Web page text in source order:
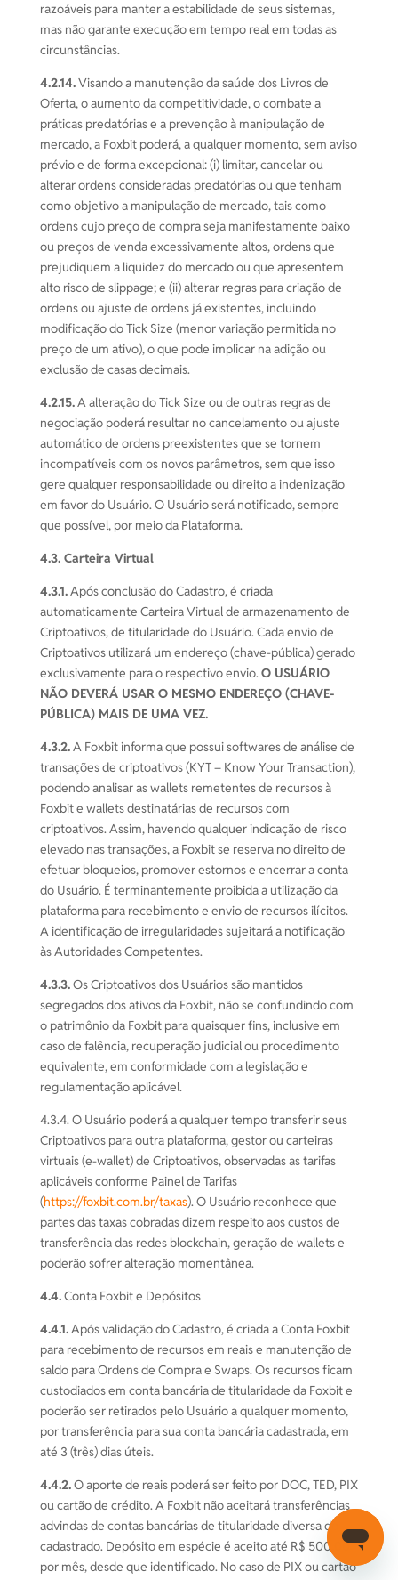
razoáveis para manter a estabilidade de seus sistemas,
mas não garante execução em tempo real em todas as
circunstâncias.
4.2.14.Visando a manutenção da saúde dos Livros de
Oferta, o aumento da competitividade, o combate a
práticas predatórias e a prevenção à manipulação de
mercado, a Foxbit poderá, a qualquer momento, sem aviso
prévio e de forma excepcional: (i) limitar, cancelar ou
alterar ordens consideradas predatórias ou que tenham
como objetivo a manipulação de mercado, tais como
ordens cujo preço de compra seja manifestamente baixo
ou preços de venda excessivamente altos, ordens que
prejudiquem a liquidez do mercado ou que apresentem
alto risco de slippage; e (ii) alterar regras para criação de
ordens ou ajuste de ordens já existentes, incluindo
modificação do Tick Size (menor variação permitida no
preço de um ativo), o que pode implicar na adição ou
exclusão de casas decimais.
4.2.15.A alteração do Tick Size ou de outras regras de
negociação poderá resultar no cancelamento ou ajuste
automático de ordens preexistentes que se tornem
incompatíveis com os novos parâmetros, sem que isso
gere qualquer responsabilidade ou direito a indenização
em favor do Usuário. O Usuário será notificado, sempre
que possível, por meio da Plataforma.
4.3. Carteira Virtual
4.3.1.Após conclusão do Cadastro, é criada
automaticamente Carteira Virtual de armazenamento de
Criptoativos, de titularidade do Usuário. Cada envio de
Criptoativos utilizará um endereço (chave-pública) gerado
exclusivamente para o respectivo envio.O USUÁRIO
NÃO DEVERÁ USAR O MESMO ENDEREÇO (CHAVE-
PÚBLICA) MAIS DE UMA VEZ.
4.3.2.A Foxbit informa que possui softwares de análise de
transações de criptoativos (KYT – Know Your Transaction),
podendo analisar as wallets remetentes de recursos à
Foxbit e wallets destinatárias de recursos com
criptoativos. Assim, havendo qualquer indicação de risco
elevado nas transações, a Foxbit se reserva no direito de
efetuar bloqueios, promover estornos e encerrar a conta
do Usuário. É terminantemente proibida a utilização da
plataforma para recebimento e envio de recursos ilícitos.
A identificação de irregularidades sujeitará a notificação
às Autoridades Competentes.
4.3.3.Os Criptoativos dos Usuários são mantidos
segregados dos ativos da Foxbit, não se confundindo com
o patrimônio da Foxbit para quaisquer fins, inclusive em
caso de falência, recuperação judicial ou procedimento
equivalente, em conformidade com a legislação e
regulamentação aplicável.
4.3.4. O Usuário poderá a qualquer tempo transferir seus
Criptoativos para outra plataforma, gestor ou carteiras
virtuais (e-wallet) de Criptoativos, observadas as tarifas
aplicáveis conforme Painel de Tarifas
(https://foxbit.com.br/taxas). O Usuário reconhece que
partes das taxas cobradas dizem respeito aos custos de
transferência das redes blockchain, geração de wallets e
poderão sofrer alteração momentânea.
4.4.Conta Foxbit e Depósitos
4.4.1.Após validação do Cadastro, é criada a Conta Foxbit
para recebimento de recursos em reais e manutenção de
saldo para Ordens de Compra e Swaps. Os recursos ficam
custodiados em conta bancária de titularidade da Foxbit e
poderão ser retirados pelo Usuário a qualquer momento,
por transferência para sua conta bancária cadastrada, em
até 3 (três) dias úteis.
4.4.2.O aporte de reais poderá ser feito por DOC, TED, PIX
ou cartão de crédito. A Foxbit não aceitará transferências
advindas de contas bancárias de titularidade diversa do
cadastrado. Depósito em espécie é aceito até R$ 500,00
por mês, desde que identificado. No caso de PIX ou cartão